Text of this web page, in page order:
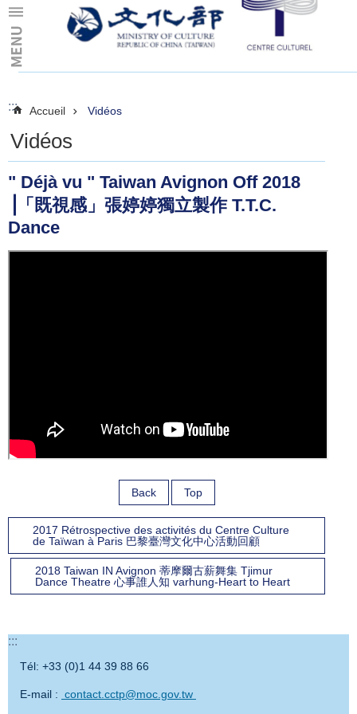
Skip to main content
:::
::: Accueil Vidéos
Vidéos
" Déjà vu " Taiwan Avignon Off 2018
⎥「既視感」張婷婷獨立製作 T.T.C.
Dance
Back Top
2017 Rétrospective des activités du Centre Culture
de Taïwan à Paris 巴黎臺灣文化中心活動回顧
2018 Taiwan IN Avignon 蒂摩爾古薪舞集 Tjimur
Dance Theatre 心事誰人知 varhung-Heart to Heart
:::
Tél: +33 (0)1 44 39 88 66
E-mail : contact.cctp@moc.gov.tw